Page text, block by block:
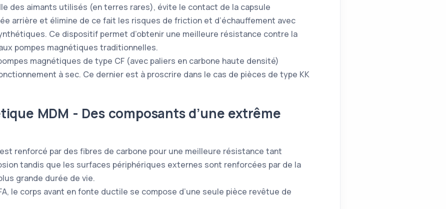
des aimants utilisés (en terres rares), évite le contact de la capsule
arrière et élimine de ce fait les risques de friction et d’échauffement avec
Ce dispositif permet d’obtenir une meilleure résistance contre la
pompes magnétiques traditionnelles.
magnétiques de type CF (avec paliers en carbone haute densité)
à sec. Ce dernier est à proscrire dans le cas de pièces de type KK
MDM - Des composants d’une extrême
est renforcé par des fibres de carbone pour une meilleure résistance tant
tandis que les surfaces périphériques externes sont renforcées par de la
grande durée de vie.
le corps avant en fonte ductile se compose d’une seule pièce revêtue de